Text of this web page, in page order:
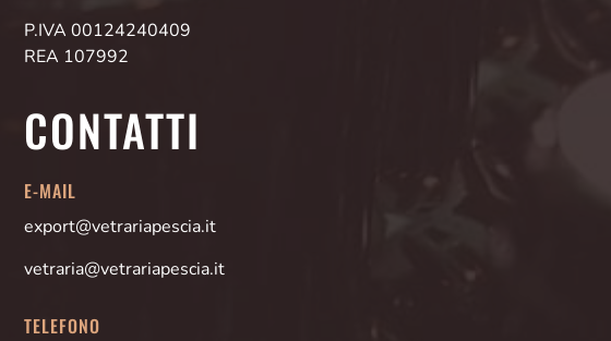
P.IVA 00124240409
REA 107992
CONTATTI
E-MAIL
export@vetrariapescia.it
vetraria@vetrariapescia.it
TELEFONO